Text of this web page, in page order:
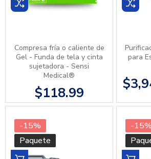
Compresa fría o caliente de
Gel - Funda de tela y cinta
sujetadora - Sensi
Medical®
$118.99
para
-15%
Paquete
-15%